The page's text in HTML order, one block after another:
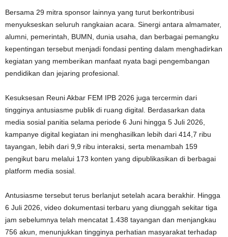
Bersama 29 mitra sponsor lainnya yang turut berkontribusi
menyukseskan seluruh rangkaian acara. Sinergi antara almamater,
alumni, pemerintah, BUMN, dunia usaha, dan berbagai pemangku
kepentingan tersebut menjadi fondasi penting dalam menghadirkan
kegiatan yang memberikan manfaat nyata bagi pengembangan
pendidikan dan jejaring profesional.
Kesuksesan Reuni Akbar FEM IPB 2026 juga tercermin dari
tingginya antusiasme publik di ruang digital. Berdasarkan data
media sosial panitia selama periode 6 Juni hingga 5 Juli 2026,
kampanye digital kegiatan ini menghasilkan lebih dari 414,7 ribu
tayangan, lebih dari 9,9 ribu interaksi, serta menambah 159
pengikut baru melalui 173 konten yang dipublikasikan di berbagai
platform media sosial.
Antusiasme tersebut terus berlanjut setelah acara berakhir. Hingga
6 Juli 2026, video dokumentasi terbaru yang diunggah sekitar tiga
jam sebelumnya telah mencatat 1.438 tayangan dan menjangkau
756 akun, menunjukkan tingginya perhatian masyarakat terhadap